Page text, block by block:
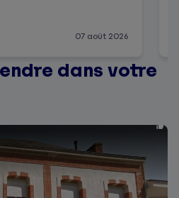
07 août 2026
dans votre